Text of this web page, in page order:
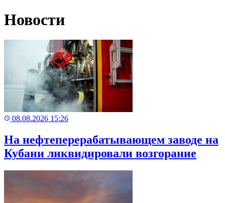
Новости
08.08.2026 15:26
На нефтеперерабатывающем заводе на
Кубани ликвидировали возгорание